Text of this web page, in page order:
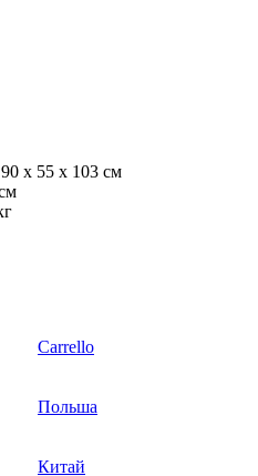
x 55 х 103 см
Carrello
Польша
Китай